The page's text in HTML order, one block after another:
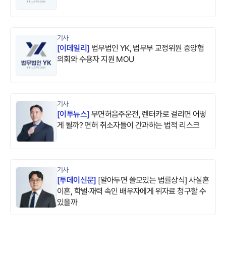
기사
[이데일리] 법무법인 YK, 법무부 교정위원 중앙협
의회와 수용자 지원 MOU
기사
[이투뉴스]무면허음주운전, 렌터카로 걸리면 어떻
게 될까? 면허 취소자들이 간과하는 법적 리스크
기사
[투데이신문] [알아두면 쓸모있는 법률상식] 사실혼
이혼, 학벌·재력 속인 배우자에게 위자료 청구할 수
있을까